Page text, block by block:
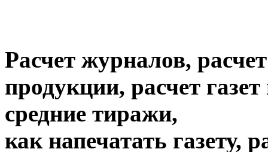
Расчет журналов,
продукции, расчет
средние тиражи,
как напечатать газету,